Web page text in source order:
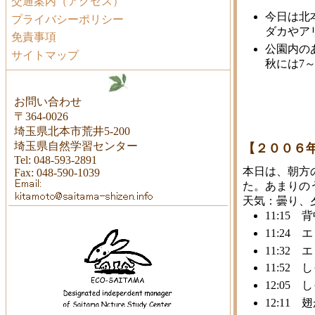
プライバシーポリシー
免責事項
サイトマップ
お問い合わせ
〒364-0026
埼玉県北本市荒井5-200
埼玉県自然学習センター
Tel: 048-593-2891
Fax: 048-590-1039
今日は北
ダカやア
公園内の
秋には7
【２００６
本日は、朝方
た。あまりの
天気：曇り、
11:15 背
11:24 エ
11:32 エ
11:52 し
12:05 し
12:11 翅